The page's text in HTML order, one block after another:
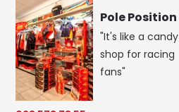
Pole Position
"It's like a candy
shop for racing
fans"